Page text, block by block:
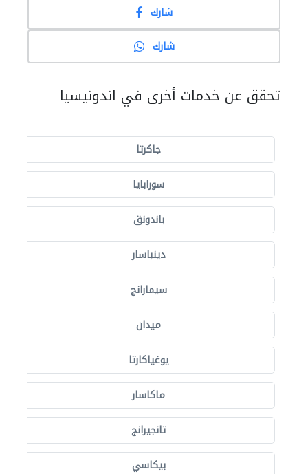
شارك
شارك
تحقق عن خدمات أخرى في اندونيسيا
جاكرتا
سورابايا
باندونق
دينباسار
سيمارانج
ميدان
يوغياكارتا
ماكاسار
تانجيرانج
بيكاسي